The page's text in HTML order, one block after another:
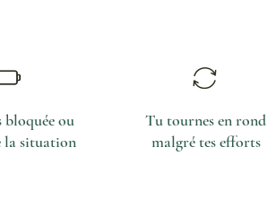
bloquée ou
lasituation
Tu tournes en rond
malgré tes efforts